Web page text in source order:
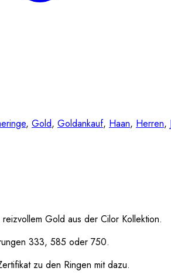
, Gold, Goldankauf, Haan, Herren,
Gold aus der Cilor Kollektion.
333, 585 oder 750.
zu den Ringen mit dazu.